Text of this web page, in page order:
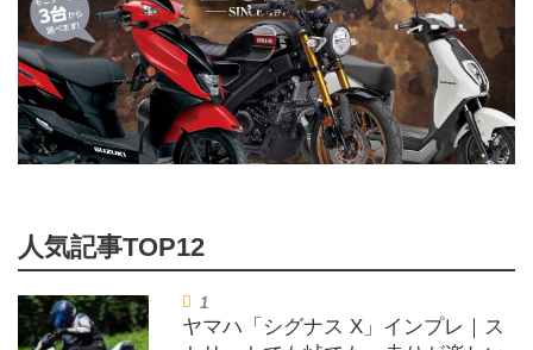
ヤマハ「シグナス X」インプレ｜ス